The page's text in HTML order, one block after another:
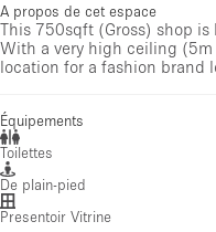
A propos de cet espace
This 750sqft (Gross) shop is
With a very high ceiling
location for a fashion brand
Équipements
Toilettes
De plain-pied
Presentoir Vitrine